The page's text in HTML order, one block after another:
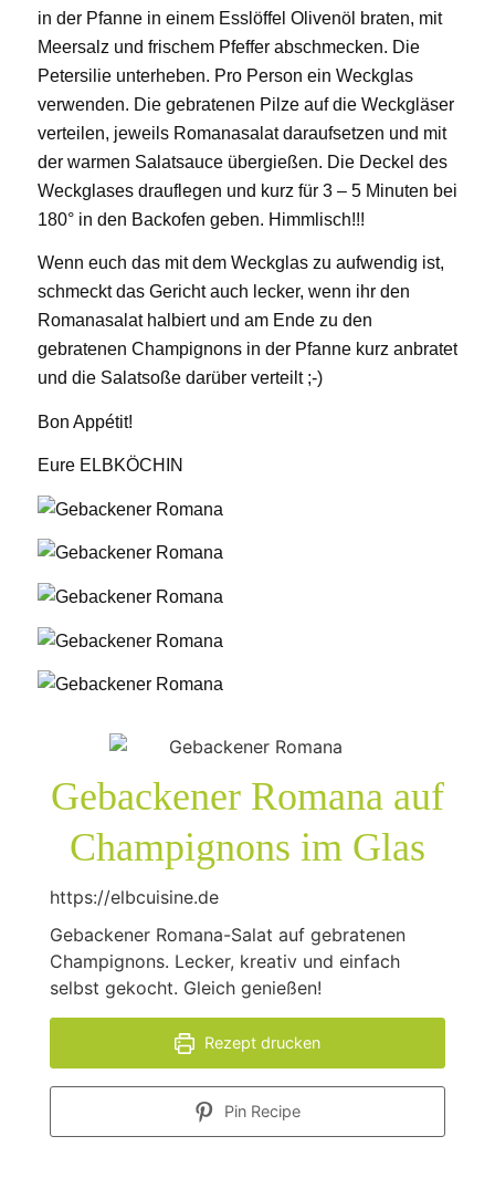
in der Pfanne in einem Esslöffel Olivenöl braten, mit
Meersalz und frischem Pfeffer abschmecken. Die
Petersilie unterheben. Pro Person ein Weckglas
verwenden. Die gebratenen Pilze auf die Weckgläser
verteilen, jeweils Romanasalat daraufsetzen und mit
der warmen Salatsauce übergießen. Die Deckel des
Weckglases drauflegen und kurz für 3 – 5 Minuten bei
180° in den Backofen geben. Himmlisch!!!
Wenn euch das mit dem Weckglas zu aufwendig ist,
schmeckt das Gericht auch lecker, wenn ihr den
Romanasalat halbiert und am Ende zu den
gebratenen Champignons in der Pfanne kurz anbratet
und die Salatsoße darüber verteilt ;-)
Bon Appétit!
Eure ELBKÖCHIN
Gebackener Romana auf
Champignons im Glas
https://elbcuisine.de
Gebackener Romana-Salat auf gebratenen
Champignons. Lecker, kreativ und einfach
selbst gekocht. Gleich genießen!
Rezept drucken
Pin Recipe